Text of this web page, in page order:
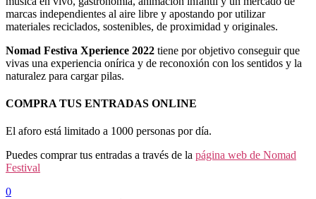
marcas independientes al aire libre y apostando por utilizar
materiales reciclados, sostenibles, de proximidad y originales.
Nomad Festiva Xperience 2022 tiene por objetivo conseguir que
vivas una experiencia onírica y de reconoxión con los sentidos y la
naturalez para cargar pilas.
COMPRA TUS ENTRADAS ONLINE
El aforo está limitado a 1000 personas por día.
Puedes comprar tus entradas a través de la página web de Nomad
Festival
0